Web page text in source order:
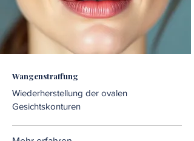
Wangenstraffung
Wiederherstellung der ovalen
Gesichtskonturen